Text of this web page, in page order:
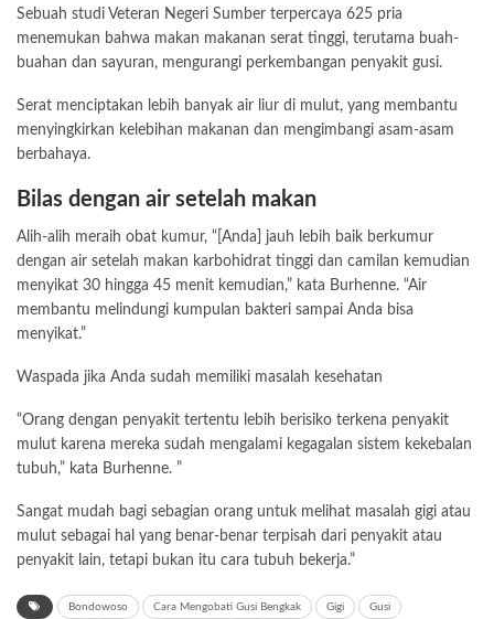
Sebuah studi Veteran Negeri Sumber terpercaya 625 pria
menemukan bahwa makan makanan serat tinggi, terutama buah-
buahan dan sayuran, mengurangi perkembangan penyakit gusi.
Serat menciptakan lebih banyak air liur di mulut, yang membantu
menyingkirkan kelebihan makanan dan mengimbangi asam-asam
berbahaya.
Bilas dengan air setelah makan
Alih-alih meraih obat kumur, “[Anda] jauh lebih baik berkumur
dengan air setelah makan karbohidrat tinggi dan camilan kemudian
menyikat 30 hingga 45 menit kemudian,” kata Burhenne. “Air
membantu melindungi kumpulan bakteri sampai Anda bisa
menyikat.”
Waspada jika Anda sudah memiliki masalah kesehatan
“Orang dengan penyakit tertentu lebih berisiko terkena penyakit
mulut karena mereka sudah mengalami kegagalan sistem kekebalan
tubuh,” kata Burhenne. ”
Sangat mudah bagi sebagian orang untuk melihat masalah gigi atau
mulut sebagai hal yang benar-benar terpisah dari penyakit atau
penyakit lain, tetapi bukan itu cara tubuh bekerja.”
Bondowoso Cara Mengobati Gusi Bengkak Gigi Gusi